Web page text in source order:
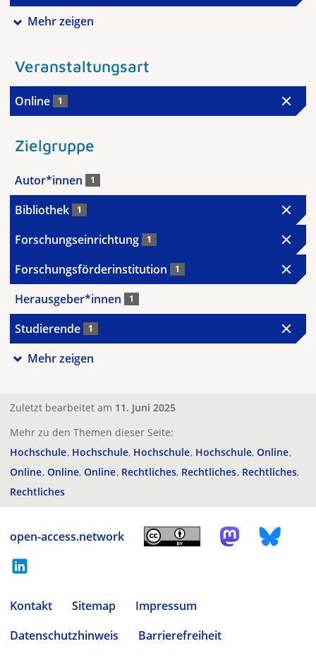
Mehr zeigen
Veranstaltungsart
Online 1
Zielgruppe
Autor*innen 1
Bibliothek 1
Forschungseinrichtung 1
Forschungsförderinstitution 1
Herausgeber*innen 1
Studierende 1
Mehr zeigen
Zuletzt bearbeitet am 11. Juni 2025
Mehr zu den Themen dieser Seite:
Hochschule Hochschule Hochschule Hochschule Online
Online Online Online Rechtliches Rechtliches Rechtliches
Rechtliches
open-access.network
Kontakt Sitemap
Impressum
Datenschutzhinweis
Barrierefreiheit